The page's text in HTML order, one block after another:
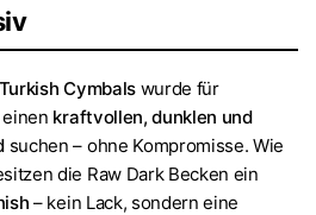
Cymbalswurde für
kraftvollen, dunklen und
suchen – ohne Kompromisse. Wie
die Raw Dark Becken ein
– kein Lack, sondern eine